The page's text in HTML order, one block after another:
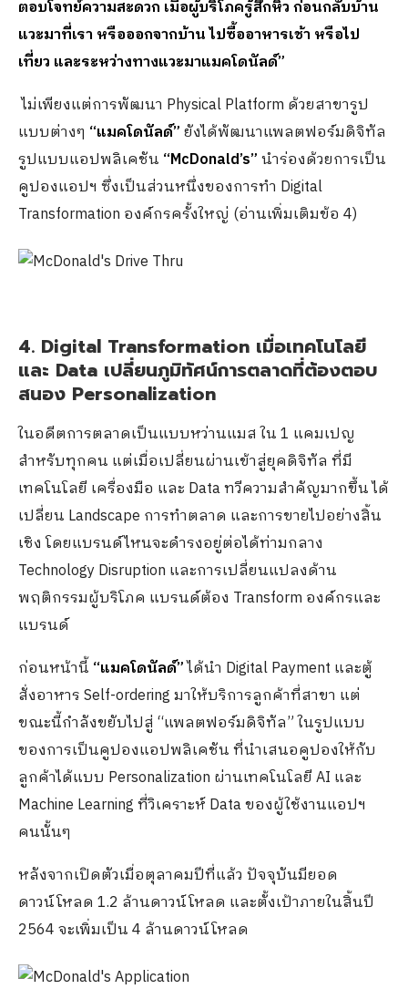
ตอบโจทย์ความสะดวก เมื่อผู้บริโภครู้สึกหิว ก่อนกลับบ้าน
แวะมาที่เรา หรือออกจากบ้าน ไปซื้ออาหารเช้า หรือไป
เที่ยว และระหว่างทางแวะมาแมคโดนัลด์”
ไม่เพียงแต่การพัฒนา Physical Platform ด้วยสาขารูป
แบบต่างๆ “แมคโดนัลด์”ยังได้พัฒนาแพลตฟอร์มดิจิทัล
รูปแบบแอปพลิเคชัน “McDonald’s”นำร่องด้วยการเป็น
คูปองแอปฯ ซึ่งเป็นส่วนหนึ่งของการทำ Digital
Transformation องค์กรครั้งใหญ่ (อ่านเพิ่มเติมข้อ 4)
4. Digital Transformation เมื่อเทคโนโลยี
และ Data เปลี่ยนภูมิทัศน์การตลาดที่ต้องตอบ
สนอง Personalization
ในอดีตการตลาดเป็นแบบหว่านแมส ใน 1 แคมเปญ
สำหรับทุกคน แต่เมื่อเปลี่ยนผ่านเข้าสู่ยุคดิจิทัล ที่มี
เทคโนโลยี เครื่องมือ และ Data ทวีความสำคัญมากขึ้น ได้
เปลี่ยน Landscape การทำตลาด และการขายไปอย่างสิ้น
เชิง โดยแบรนด์ไหนจะดำรงอยู่ต่อได้ท่ามกลาง
Technology Disruption และการเปลี่ยนแปลงด้าน
พฤติกรรมผู้บริโภค แบรนด์ต้อง Transform องค์กรและ
แบรนด์
ก่อนหน้านี้ “แมคโดนัลด์”ได้นำ Digital Payment และตู้
สั่งอาหาร Self-ordering มาให้บริการลูกค้าที่สาขา แต่
ขณะนี้กำลังขยับไปสู่ “แพลตฟอร์มดิจิทัล” ในรูปแบบ
ของการเป็นคูปองแอปพลิเคชัน ที่นำเสนอคูปองให้กับ
ลูกค้าได้แบบ Personalization ผ่านเทคโนโลยี AI และ
Machine Learning ที่วิเคราะห์ Data ของผู้ใช้งานแอปฯ
คนนั้นๆ
หลังจากเปิดตัวเมื่อตุลาคมปีที่แล้ว ปัจจุบันมียอด
ดาวน์โหลด 1.2 ล้านดาวน์โหลด และตั้งเป้าภายในสิ้นปี
2564 จะเพิ่มเป็น 4 ล้านดาวน์โหลด